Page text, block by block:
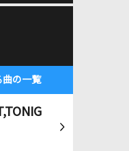
曲の一覧